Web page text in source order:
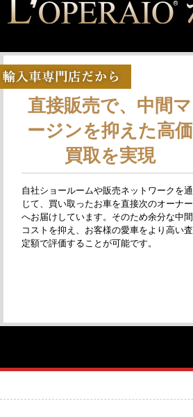
直接販売で、中間マ
ージンを抑えた高価
買取を実現
自社ショールームや販売ネットワークを通
じて、買い取ったお車を直接次のオーナー
へお届けしています。そのため余分な中間
コストを抑え、お客様の愛車をより高い査
定額で評価することが可能です。